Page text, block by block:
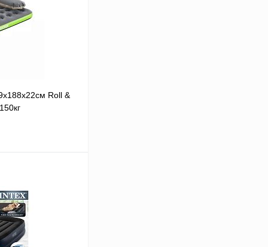
Roll &